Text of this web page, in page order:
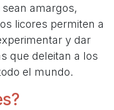
amargos,
licores permiten a
y dar
que deleitan a los
el mundo.